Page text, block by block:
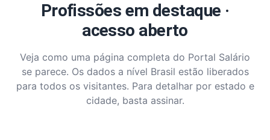
Profissões em destaque ·
acesso aberto
Veja como uma página completa do Portal Salário
se parece. Os dados a nível Brasil estão liberados
para todos os visitantes. Para detalhar por estado e
cidade, basta assinar.